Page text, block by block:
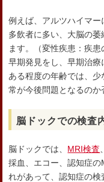
例えば、アルツハイマ
多飲者に多い、大脳の
ます。（変性疾患：疾患
早期発見をし、早期治療
ある程度の年齢では、
常が今後問題となるのか
脳ドックでの検査
脳ドックでは、 MRI検査
採血、エコー、認知症
れがあって、認知症の